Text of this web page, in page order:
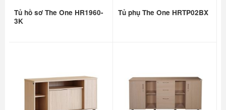
Tủ hồ sơ The One HR1960-
3K
Tủ phụ The One HRTP02BX